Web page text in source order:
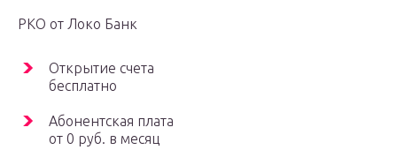
РКО от Локо Банк
Открытие счета
бесплатно
Абонентская плата
от 0 руб. в месяц